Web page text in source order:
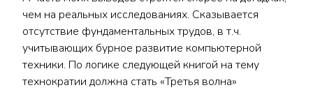
чем на реальных исследованиях. Сказывается
отсутствие фундаментальных трудов, в т.ч.
учитывающих бурное развитие компьютерной
техники. По логике следующей книгой на тему
технократии должна стать «Третья волна»